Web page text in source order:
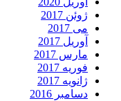
ژوئن 2017
می 2017
آوریل 2017
مارس 2017
فوریه 2017
ژانویه 2017
دسامبر 2016